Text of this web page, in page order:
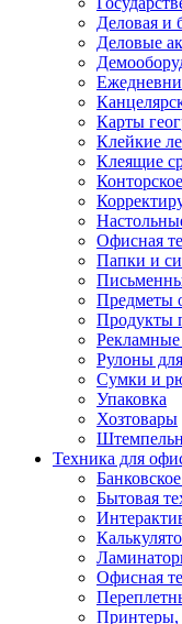
Деловая и
Деловые
Карты
Клейкие
Клеящие
Офисная
Папки и
Предметы
Продукты
Рекламные
Рулоны
Сумки и
Упаковка
Хозтовары
Техника для
Бытовая
Офисная